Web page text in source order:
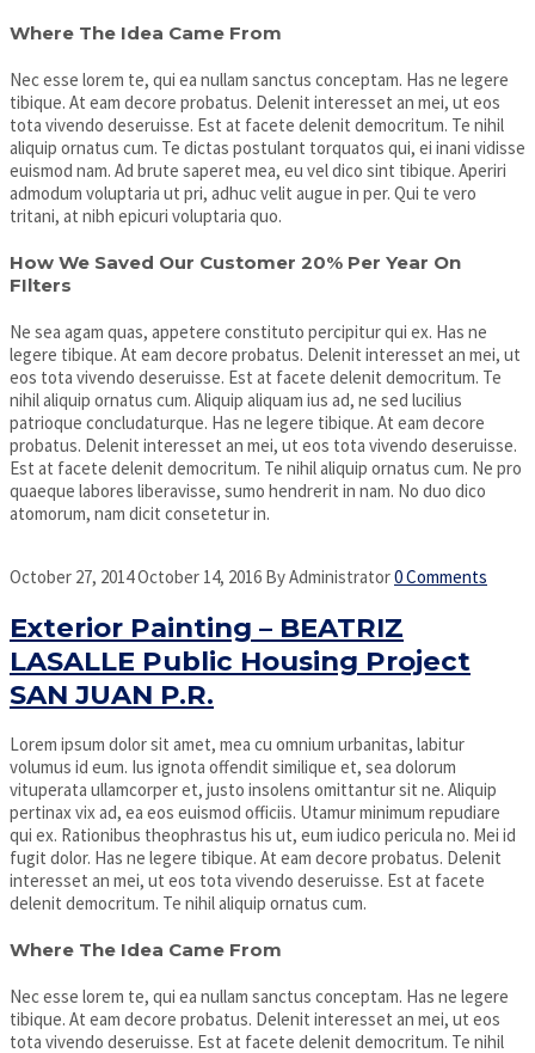
Where The Idea Came From
Nec esse lorem te, qui ea nullam sanctus conceptam. Has ne legere
tibique. At eam decore probatus. Delenit interesset an mei, ut eos
tota vivendo deseruisse. Est at facete delenit democritum. Te nihil
aliquip ornatus cum. Te dictas postulant torquatos qui, ei inani vidisse
euismod nam. Ad brute saperet mea, eu vel dico sint tibique. Aperiri
admodum voluptaria ut pri, adhuc velit augue in per. Qui te vero
tritani, at nibh epicuri voluptaria quo.
How We Saved Our Customer 20% Per Year On
FIlters
Ne sea agam quas, appetere constituto percipitur qui ex. Has ne
legere tibique. At eam decore probatus. Delenit interesset an mei, ut
eos tota vivendo deseruisse. Est at facete delenit democritum. Te
nihil aliquip ornatus cum. Aliquip aliquam ius ad, ne sed lucilius
patrioque concludaturque. Has ne legere tibique. At eam decore
probatus. Delenit interesset an mei, ut eos tota vivendo deseruisse.
Est at facete delenit democritum. Te nihil aliquip ornatus cum. Ne pro
quaeque labores liberavisse, sumo hendrerit in nam. No duo dico
atomorum, nam dicit consetetur in.
October 27, 2014October 14, 2016 ByAdministrator0 Comments
Exterior Painting – BEATRIZ
LASALLE Public Housing Project
SAN JUAN P.R.
Lorem ipsum dolor sit amet, mea cu omnium urbanitas, labitur
volumus id eum. Ius ignota offendit similique et, sea dolorum
vituperata ullamcorper et, justo insolens omittantur sit ne. Aliquip
pertinax vix ad, ea eos euismod officiis. Utamur minimum repudiare
qui ex. Rationibus theophrastus his ut, eum iudico pericula no. Mei id
fugit dolor. Has ne legere tibique. At eam decore probatus. Delenit
interesset an mei, ut eos tota vivendo deseruisse. Est at facete
delenit democritum. Te nihil aliquip ornatus cum.
Where The Idea Came From
Nec esse lorem te, qui ea nullam sanctus conceptam. Has ne legere
tibique. At eam decore probatus. Delenit interesset an mei, ut eos
tota vivendo deseruisse. Est at facete delenit democritum. Te nihil